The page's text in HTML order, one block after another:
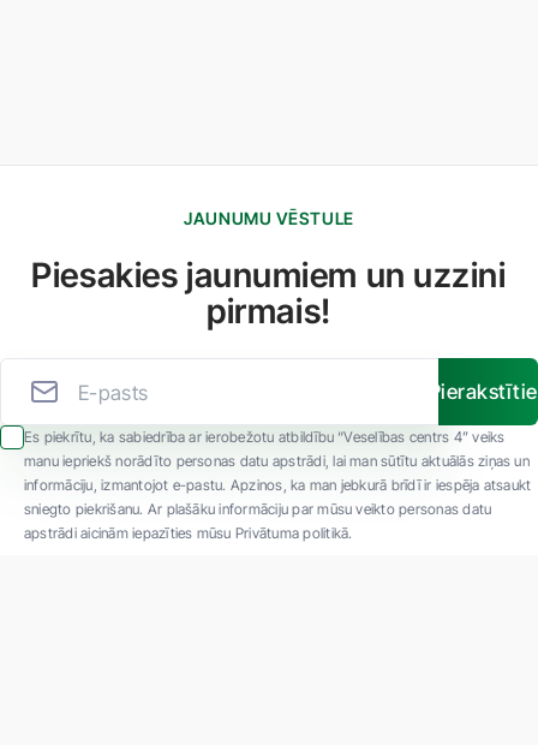
JAUNUMU VĒSTULE
Piesakies jaunumiem un uzzini
pirmais!
Es piekrītu, ka sabiedrība ar ierobežotu atbildību “Veselības centrs 4” veiks
manu iepriekš norādīto personas datu apstrādi, lai man sūtītu aktuālās ziņas un
informāciju, izmantojot e-pastu. Apzinos, ka man jebkurā brīdī ir iespēja atsaukt
sniegto piekrišanu. Ar plašāku informāciju par mūsu veikto personas datu
apstrādi aicinām iepazīties mūsu Privātuma politikā.